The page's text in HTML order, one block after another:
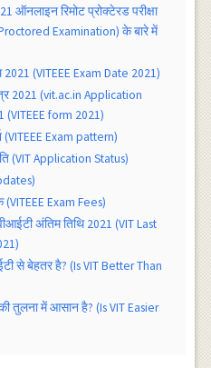
रिमोट प्रोक्टेरड परीक्षा
Examination) के बारे में
2021 (VITEEE Exam Date 2021)
2021 (vit.ac.in Application
(VITEEE form 2021)
(VITEEE Exam pattern)
(VIT Application Status)
(VITEEE Exam Fees)
अंतिम तिथि 2021 (VIT Last
से बेहतर है? (Is VIT Better Than
तुलना में आसान है? (Is VIT Easier